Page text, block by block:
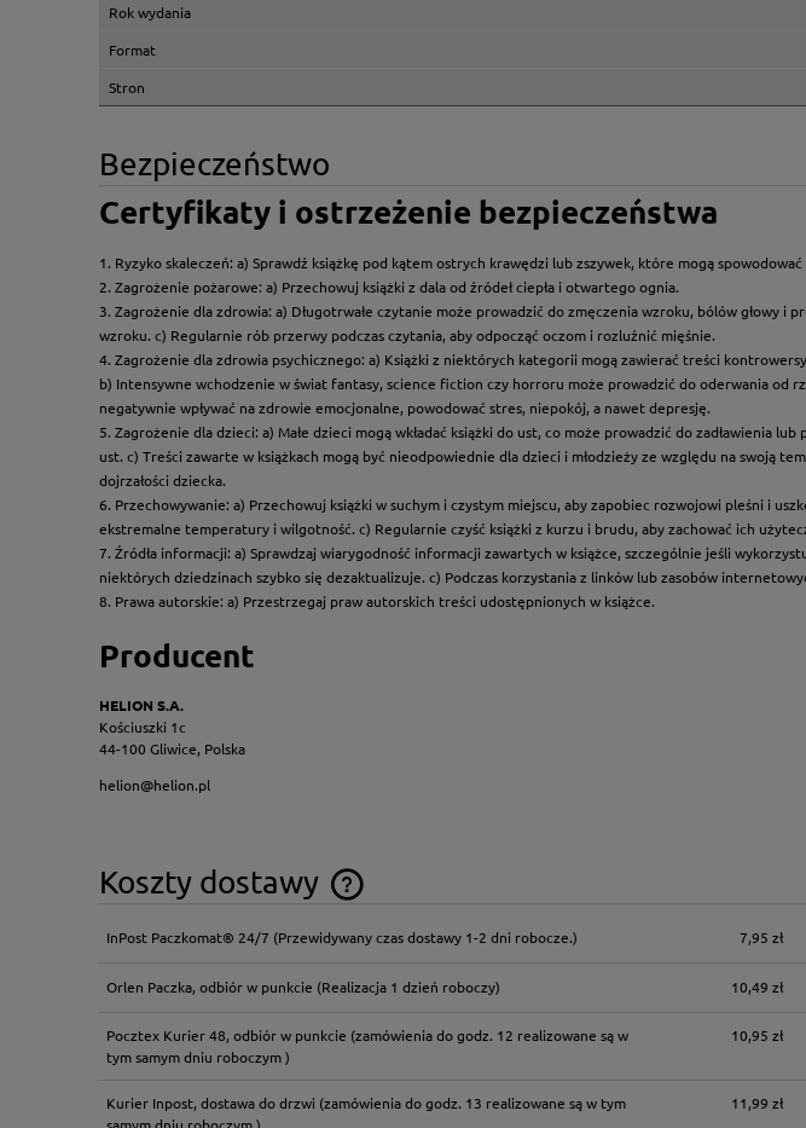
Rok wydania
Format
Stron
Bezpieczeństwo
Certyfikaty i ostrzeżenie bezpieczeństwa
1. Ryzyko skaleczeń: a) Sprawdź książkę pod kątem ostrych krawędzi lub zszywek, które mogą
2. Zagrożenie pożarowe: a) Przechowuj książki z dala od źródeł ciepła i otwartego ognia.
3. Zagrożenie dla zdrowia: a) Długotrwałe czytanie może prowadzić do zmęczenia wzroku, bólów głowy
wzroku. c) Regularnie rób przerwy podczas czytania, aby odpocząć oczom i rozluźnić mięśnie.
4. Zagrożenie dla zdrowia psychicznego: a) Książki z niektórych kategorii mogą zawierać treści
b) Intensywne wchodzenie w świat fantasy, science fiction czy horroru może prowadzić do oderwania
negatywnie wpływać na zdrowie emocjonalne, powodować stres, niepokój, a nawet depresję.
5. Zagrożenie dla dzieci: a) Małe dzieci mogą wkładać książki do ust, co może prowadzić do zadławienia
ust. c) Treści zawarte w książkach mogą być nieodpowiednie dla dzieci i młodzieży ze względu na swoją
dojrzałości dziecka.
6. Przechowywanie: a) Przechowuj książki w suchym i czystym miejscu, aby zapobiec rozwojowi pleśni i
ekstremalne temperatury i wilgotność. c) Regularnie czyść książki z kurzu i brudu, aby zachować ich
7. Źródła informacji: a) Sprawdzaj wiarygodność informacji zawartych w książce, szczególnie jeśli
niektórych dziedzinach szybko się dezaktualizuje. c) Podczas korzystania z linków lub zasobów
8. Prawa autorskie: a) Przestrzegaj praw autorskich treści udostępnionych w książce.
Producent
HELION S.A.
Kościuszki 1c
44-100 Gliwice, Polska
helion@helion.pl
Koszty dostawy
Cena nie zawiera ewentualnych kosztów
InPost Paczkomat® 24/7 (Przewidywany czas dostawy 1-2 dni robocze.) 7,95 zł
Orlen Paczka, odbiór w punkcie (Realizacja 1 dzień roboczy) 10,49 zł
Pocztex Kurier 48, odbiór w punkcie (zamówienia do godz. 12 realizowane są w
tym samym dniu roboczym )
10,95 zł
Kurier Inpost, dostawa do drzwi (zamówienia do godz. 13 realizowane są w tym
11,99 zł